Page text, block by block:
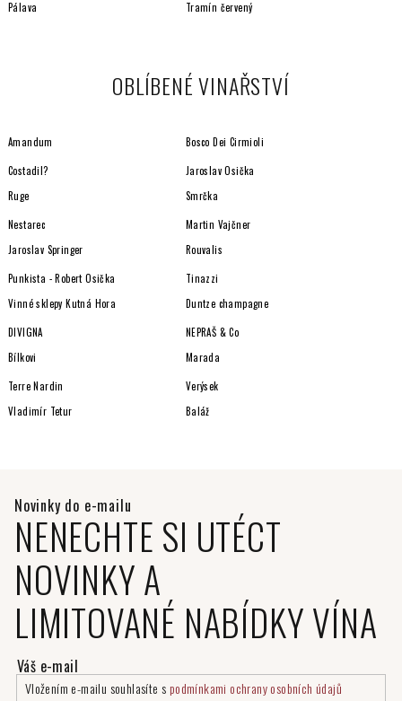
i
Pálava Tramín červený
OBLÍBENÉ VINAŘSTVÍ
Amandum Bosco Dei Cirmioli
Costadil?
Jaroslav Osička
Ruge
Smrčka
Nestarec
Martin Vajčner
Jaroslav Springer
Rouvalis
Punkista - Robert Osička
Tinazzi
Vinné sklepy Kutná Hora
Duntze champagne
DIVIGNA
NEPRAŠ & Co
Bílkovi
Marada
Terre Nardin
Verýsek
Vladimír Tetur
Baláž
NENECHTE SI UTÉCT
NOVINKY A
LIMITOVANÉ NABÍDKY VÍNA
Vložením e-mailu souhlasíte s podmínkami ochrany osobních údajů